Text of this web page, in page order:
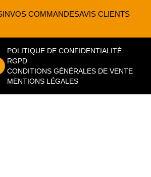
VOS COMMANDESAVIS CLIENTS
POLITIQUE DE CONFIDENTIALITÉ
RGPD
CONDITIONS GÉNÉRALES DE VENTE
MENTIONS LÉGALES